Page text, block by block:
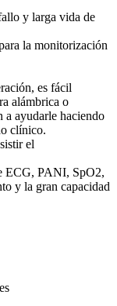
y larga vida de
la monitorización
es fácil
alámbrica o
a ayudarle haciendo
clínico.
el
ECG, PANI, SpO2,
y la gran capacidad